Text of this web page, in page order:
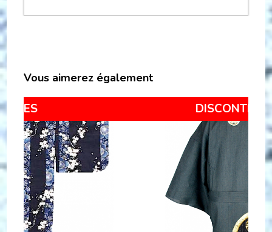
Vous aimerez également
Nouveauté Octobre 2019 !